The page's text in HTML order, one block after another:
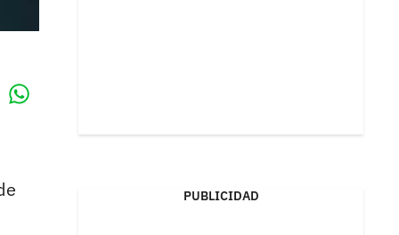
PUBLICIDAD